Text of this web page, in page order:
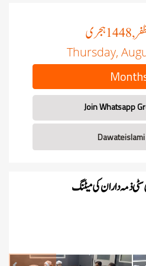
, 1448 ہجری
Thursday,
ذمہ داران کی میٹنگ
Next